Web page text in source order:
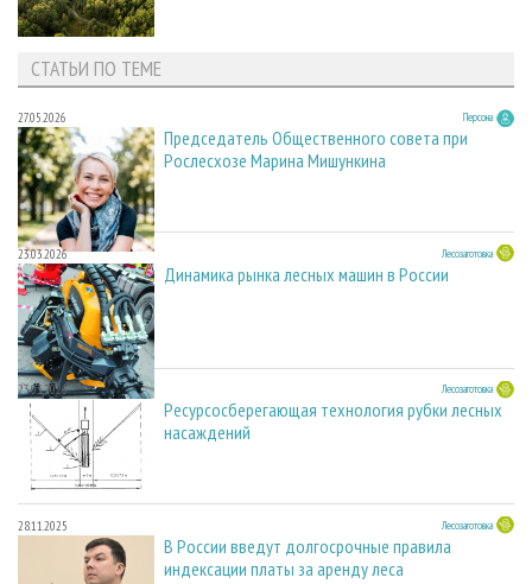
СТАТЬИ ПО ТЕМЕ
27.05.2026 Персона
Председатель Общественного совета при
Рослесхозе Марина Мишункина
23.03.2026 Лесозаготовка
Динамика рынка лесных машин в России
23.03.2026 Лесозаготовка
Ресурсосберегающая технология рубки лесных
насаждений
28.11.2025 Лесозаготовка
В России введут долгосрочные правила
индексации платы за аренду леса